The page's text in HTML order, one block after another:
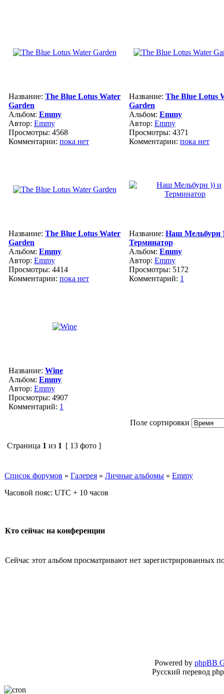
Название: The Blue Lotus Water
Garden
Альбом: Emmy
Автор: Emmy
Просмотры: 4568
Комментарии: пока нет
Название: The Blue Lotus
Garden
Альбом: Emmy
Автор: Emmy
Просмотры: 4371
Комментарии: пока нет
Название: The Blue Lotus Water
Garden
Альбом: Emmy
Автор: Emmy
Просмотры: 4414
Комментарии: пока нет
Название: Наш Мельбурн
Терминатор
Альбом: Emmy
Автор: Emmy
Просмотры: 5172
Комментарий: 1
Название: Wine
Альбом: Emmy
Автор: Emmy
Просмотры: 4907
Комментарий: 1
Поле сортировки
Страница 1 из 1 [ 13 фото ]
Список форумов » Галерея » Личные альбомы » Emmy
Часовой пояс: UTC + 10 часов
Кто сейчас на конференции
Сейчас этот альбом просматривают нет зарегистрированных
Powered by phpBB
Русский перевод